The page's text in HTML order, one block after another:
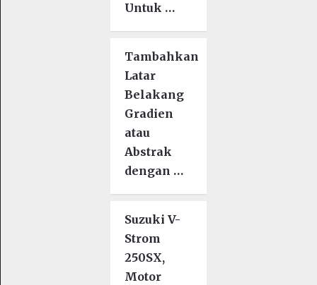
Untuk …
Tambahkan
Latar
Belakang
Gradien
atau
Abstrak
dengan …
Suzuki V-
Strom
250SX,
Motor